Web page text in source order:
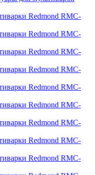
Redmond RMC-
Redmond RMC-
Redmond RMC-
Redmond RMC-
Redmond RMC-
Redmond RMC-
Redmond RMC-
Redmond RMC-
Redmond RMC-